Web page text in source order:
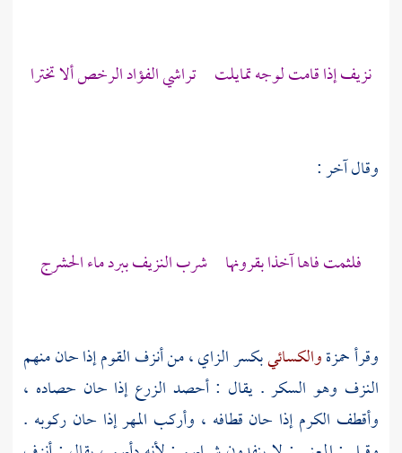
نزيف إذا قامت لوجه تمايلت تراشي الفؤاد الرخص ألا تخترا
وقال آخر :
فلثمت فاها آخذا بقرونها شرب النزيف ببرد ماء الحشرج
وقرأحمزةوالكسائيبكسر الزاي ، من أنزف القوم إذا حان منهم
النزف وهو السكر . يقال : أحصد الزرع إذا حان حصاده ،
وأقطف الكرم إذا حان قطافه ، وأركب المهر إذا حان ركوبه .